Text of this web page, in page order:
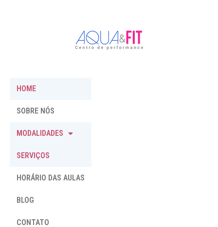
HOME
SOBRE NÓS
MODALIDADES
SERVIÇOS
HORÁRIO DAS AULAS
BLOG
CONTATO